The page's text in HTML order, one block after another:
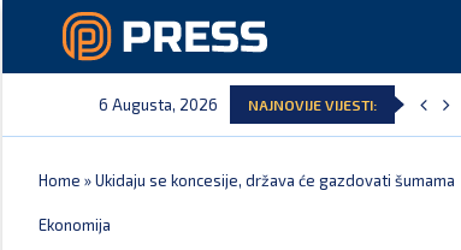
6 Augusta, 2026 NAJNOVIJE VIJESTI:
Home »Ukidaju se koncesije, država će gazdovati šumama
Ekonomija